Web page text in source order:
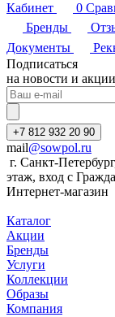
Кабинет
0
Бренды
Документы
Подписаться
на новости и акции
+7 812 932 20 90
mail@sowpol.ru
г. Санкт-
этаж, вход с
Интернет-магазин
Каталог
Акции
Бренды
Услуги
Коллекции
Образы
Компания